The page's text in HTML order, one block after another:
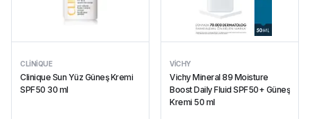
CLINIQUE
Clinique Sun Yüz Güneş Kremi
SPF50 30 ml
VICHY
Vichy Mineral 89 Moisture
Boost Daily Fluid SPF50+ Güneş
Kremi 50 ml